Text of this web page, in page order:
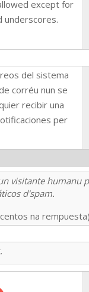
except for
underscores.
del sistema
corréu nun se
recibir una
per
visitante humanu
d'spam.
na